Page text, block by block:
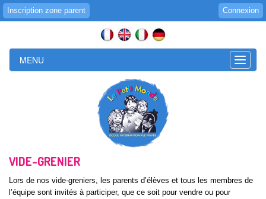
Inscription zone parent Connexion
Toggle
MENU
VIDE-GRENIER
Lors de nos vide-greniers, les parents d’élèves et tous les membres de
l’équipe sont invités à participer, que ce soit pour vendre ou pour